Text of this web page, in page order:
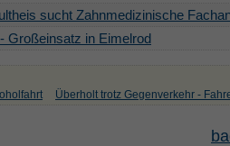
sucht Zahnmedizinische
Großeinsatz in Eimelrod
Überholt trotz Gegenverkehr -